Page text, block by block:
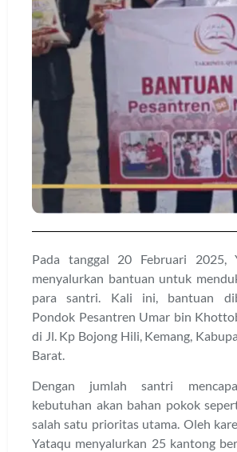
Pada tanggal 20 Februari 2025,
menyalurkan bantuan untuk
para santri. Kali ini, bantuan
Pondok Pesantren Umar bin
di Jl. Kp Bojong Hili, Kemang,
Barat.
Dengan jumlah santri
kebutuhan akan bahan pokok
salah satu prioritas utama. Oleh
Yataqu menyalurkan 25 kantong